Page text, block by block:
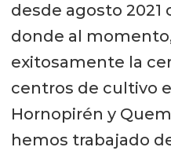
desde agosto 2021
donde al
exitosamente la
centros de cultivo
Hornopirén y
hemos trabajado